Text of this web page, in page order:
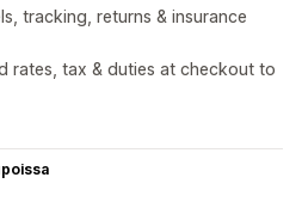
tracking, returns & insurance
rates, tax & duties at checkout to